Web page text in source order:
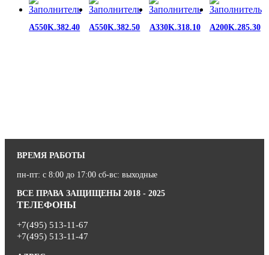
A550K.382.40 A550K.382.50 A330K.318.10 A200K.285.30
ВРЕМЯ РАБОТЫ
пн-пт: с 8:00 до 17:00 сб-вс: выходные
ВСЕ ПРАВА ЗАЩИЩЕНЫ 2018 - 2025
ТЕЛЕФОНЫ
+7(495) 513-11-67
+7(495) 513-11-47